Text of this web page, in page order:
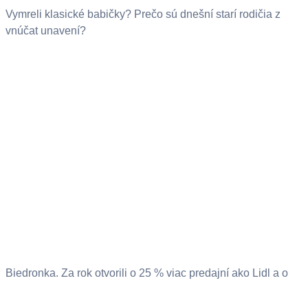
Vymreli klasické babičky? Prečo sú dnešní starí rodičia z
vnúčat unavení?
Biedronka. Za rok otvorili o 25 % viac predajní ako Lidl a o